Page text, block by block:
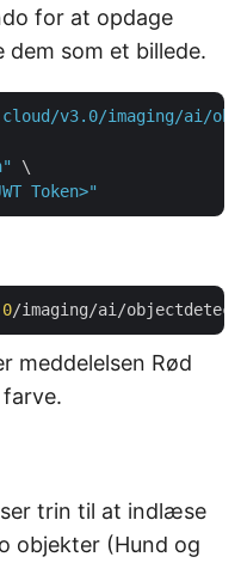
for at opdage
som et billede.
v3.0/imaging/ai/
\
Token>"
0/imaging/ai/
meddelelsen Rød
trin til at indlæse
objekter (Hund og